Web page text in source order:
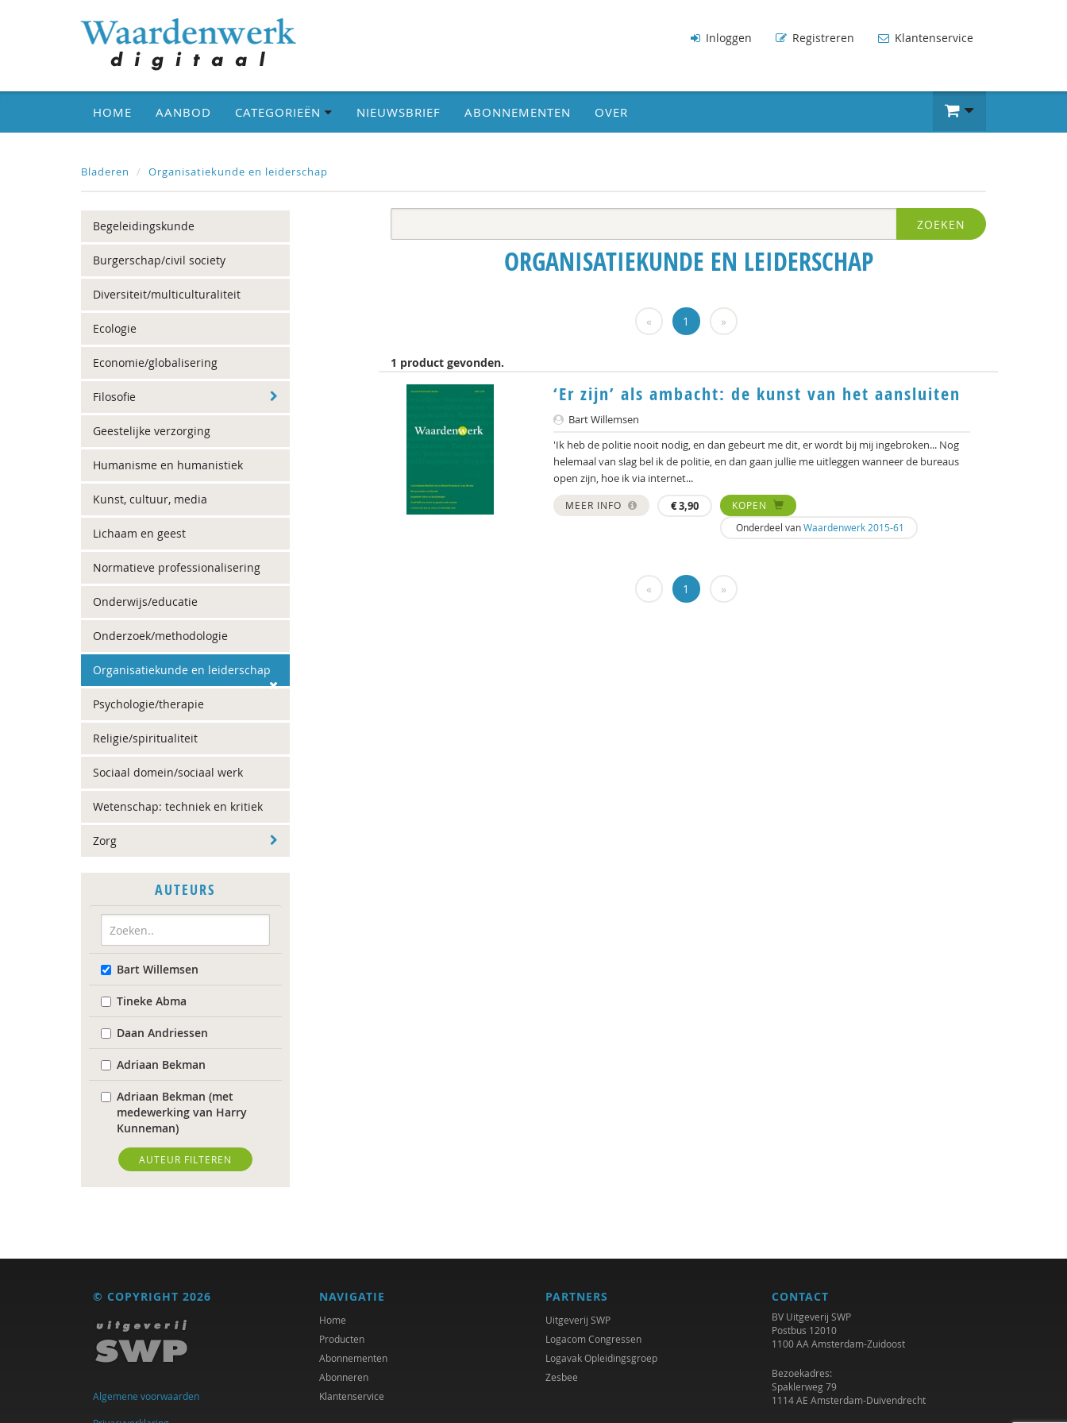
Inloggen Registreren Klantenservice
HOME AANBOD CATEGORIEËN NIEUWSBRIEF ABONNEMENTEN OVER
Bladeren Organisatiekunde en leiderschap
Begeleidingskunde
Burgerschap/civil society
Diversiteit/multiculturaliteit
Ecologie
Economie/globalisering
Filosofie
Geestelijke verzorging
Humanisme en humanistiek
Kunst, cultuur, media
Lichaam en geest
Normatieve professionalisering
Onderwijs/educatie
Onderzoek/methodologie
Organisatiekunde en leiderschap
Psychologie/therapie
Religie/spiritualiteit
Sociaal domein/sociaal werk
Wetenschap: techniek en kritiek
Zorg
AUTEURS
Bart Willemsen
Tineke Abma
Daan Andriessen
Adriaan Bekman
Adriaan Bekman (met
medewerking van Harry
Kunneman)
J. van den Berg
Theo van den Bogaart
Herman van den Bosch
Richard Brons
Laurens de Graaf
AUTEUR FILTEREN
ZOEKEN
ORGANISATIEKUNDE EN LEIDERSCHAP
« 1 »
1 product gevonden.
‘Er zijn’ als ambacht: de kunst van het aansluiten
Bart Willemsen
'Ik heb de politie nooit nodig, en dan gebeurt me dit, er wordt bij mij ingebroken... Nog
helemaal van slag bel ik de politie, en dan gaan jullie me uitleggen wanneer de bureaus
open zijn, hoe ik via internet...
MEER INFO €3,90
KOPEN
Onderdeel vanWaardenwerk 2015-61
« 1 »
© COPYRIGHT 2026
Algemene voorwaarden
NAVIGATIE
Home
Producten
Abonnementen
Abonneren
Klantenservice
PARTNERS
Uitgeverij SWP
Logacom Congressen
Logavak Opleidingsgroep
Zesbee
CONTACT
BV Uitgeverij SWP
Postbus 12010
1100 AA Amsterdam-Zuidoost
Bezoekadres:
Spaklerweg 79
1114 AE Amsterdam-Duivendrecht